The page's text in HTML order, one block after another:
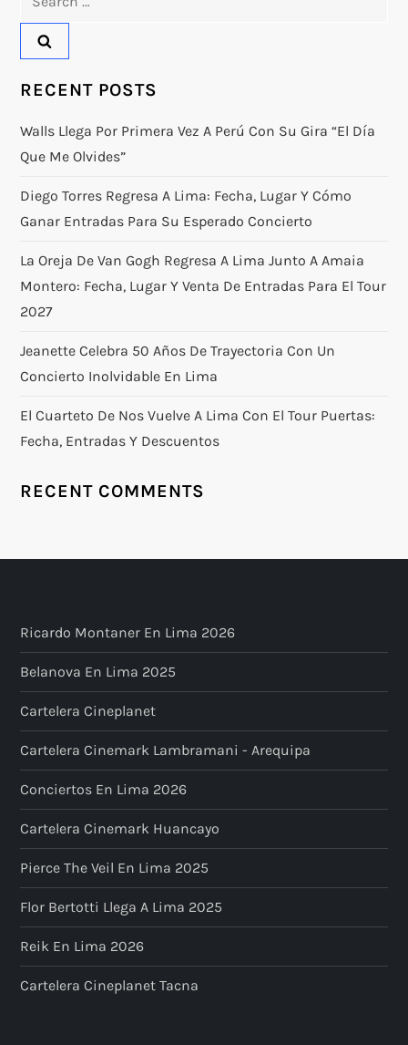
RECENT POSTS
Walls Llega Por Primera Vez A Perú Con Su Gira “El Día
Que Me Olvides”
Diego Torres Regresa A Lima: Fecha, Lugar Y Cómo
Ganar Entradas Para Su Esperado Concierto
La Oreja De Van Gogh Regresa A Lima Junto A Amaia
Montero: Fecha, Lugar Y Venta De Entradas Para El Tour
2027
Jeanette Celebra 50 Años De Trayectoria Con Un
Concierto Inolvidable En Lima
El Cuarteto De Nos Vuelve A Lima Con El Tour Puertas:
Fecha, Entradas Y Descuentos
RECENT COMMENTS
Ricardo Montaner En Lima 2026
Belanova En Lima 2025
Cartelera Cineplanet
Cartelera Cinemark Lambramani - Arequipa
Conciertos En Lima 2026
Cartelera Cinemark Huancayo
Pierce The Veil En Lima 2025
Flor Bertotti Llega A Lima 2025
Reik En Lima 2026
Cartelera Cineplanet Tacna